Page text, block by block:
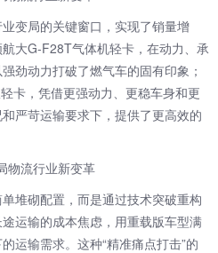
变局的关键窗口，实现了销量增
大G-F28T气体机轻卡，在动力、承
劲动力打破了燃气车的固有印象；
卡，凭借更强动力、更稳车身和更
严苛运输要求下，提供了更高效的
堆砌配置，而是通过技术突破重构
运输的成本焦虑，用重载版车型满
运输需求。这种“精准痛点打击”的